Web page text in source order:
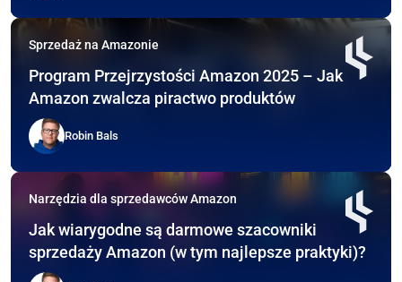
Sprzedaż na Amazonie
Program Przejrzystości Amazon 2025 – Jak
Amazon zwalcza piractwo produktów
Robin Bals
Narzędzia dla sprzedawców Amazon
Jak wiarygodne są darmowe szacowniki
sprzedaży Amazon (w tym najlepsze praktyki)?